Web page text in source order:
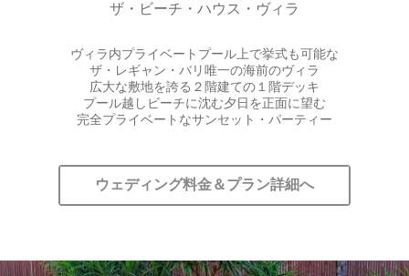
ザ・ビーチ・ハウス・ヴィラ
ヴィラ内プライベートプール上で挙式も可能な
ザ・レギャン・バリ唯一の海前のヴィラ
広大な敷地を誇る２階建ての１階デッキ
プール越しビーチに沈む夕日を正面に望む
完全プライベートなサンセット・パーティー
ウェディング料金＆プラン詳細へ